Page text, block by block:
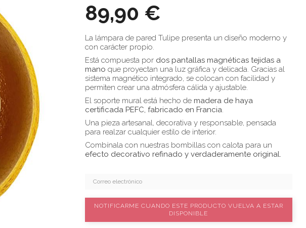
89,90 €
La lámpara de pared Tulipe presenta un diseño moderno y
con carácter propio.
Está compuesta por dos pantallas magnéticas tejidas a
mano que proyectan una luz gráfica y delicada. Gracias al
sistema magnético integrado, se colocan con facilidad y
permiten crear una atmósfera cálida y ajustable.
El soporte mural está hecho de madera de haya
certificada PEFC, fabricado en Francia.
Una pieza artesanal, decorativa y responsable, pensada
para realzar cualquier estilo de interior.
Combínala con nuestras bombillas con calota para un
efecto decorativo refinado y verdaderamente original.
NOTIFICARME CUANDO ESTE PRODUCTO VUELVA A ESTAR
DISPONIBLE